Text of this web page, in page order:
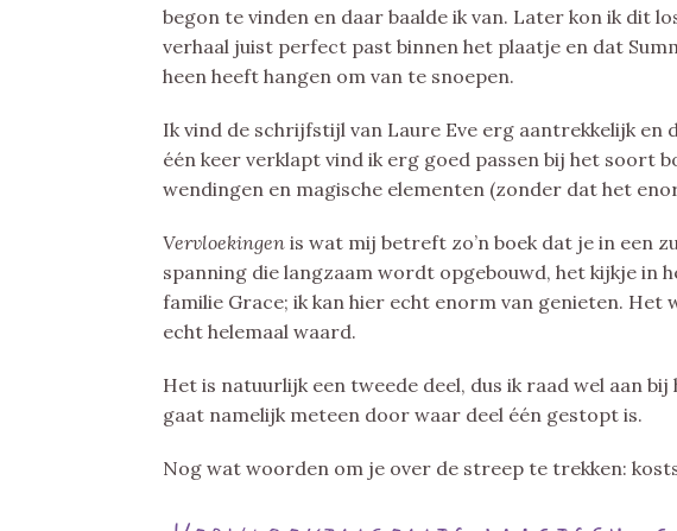
begon te vinden en daar baalde ik van. Later kon ik dit
verhaal juist perfect past binnen het plaatje en dat
heen heeft hangen om van te snoepen.
Ik vind de schrijfstijl van Laure Eve erg aantrekkelijk en
één keer verklapt vind ik erg goed passen bij het soort
wendingen en magische elementen (zonder dat het
Vervloekingen is wat mij betreft zo’n boek dat je in een
spanning die langzaam wordt opgebouwd, het kijkje in
familie Grace; ik kan hier echt enorm van genieten.
echt helemaal waard.
Het is natuurlijk een tweede deel, dus ik raad wel aan bij
gaat namelijk meteen door waar deel één gestopt is.
Nog wat woorden om je over de streep te trekken: